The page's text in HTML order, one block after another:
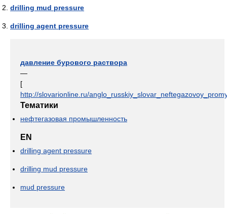
drilling mud pressure
drilling agent pressure
давление бурового раствора
—
[
http://slovarionline.ru/
Тематики
нефтегазовая промышленность
EN
drilling agent pressure
drilling mud pressure
mud pressure